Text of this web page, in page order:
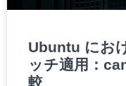
Ubuntu にお
ッチ適用：
較